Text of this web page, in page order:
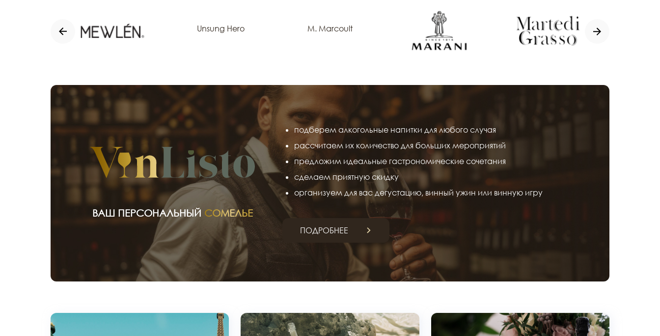
Unsung Hero M. Marcoult
ВАШ ПЕРСОНАЛЬНЫЙ СОМЕЛЬЕ
подберем алкогольные напитки для любого случая
рассчитаем их количество для больших мероприятий
предложим идеальные гастрономические сочетания
сделаем приятную скидку
организуем для вас дегустацию, винный ужин или винную игру
ПОДРОБНЕЕ